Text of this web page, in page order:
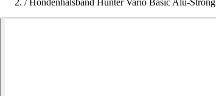
/ Hondenhalsband Hunter Vario Basic Alu-Strong